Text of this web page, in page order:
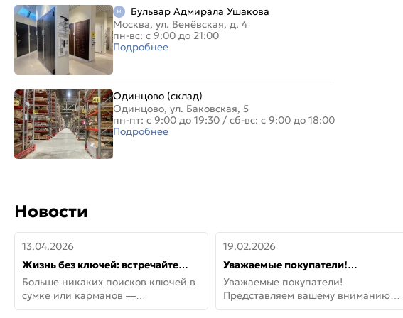
Бульвар Адмирала Ушакова
Москва, ул. Венёвская, д. 4
пн-вс: с 9:00 до 21:00
Подробнее
Одинцово (склад)
Одинцово, ул. Баковская, 5
пн-пт: с 9:00 до 19:30 / сб-вс: с 9:00 до 18:00
Подробнее
Новости
13.04.2026
Жизнь без ключей: встречайте
новую дверь СИТИ ИНТЕГРА
АйКью!
Больше никаких поисков ключей в
сумке или карманов —
представляем СИТИ ИНТЕГРА
19.02.2026
Уважаемые покупатели!
Представляем вашему вниманию
новинки от Armadillo!
Уважаемые покупатели!
Представляем вашему вниманию
новинки от Armadillo! Новая